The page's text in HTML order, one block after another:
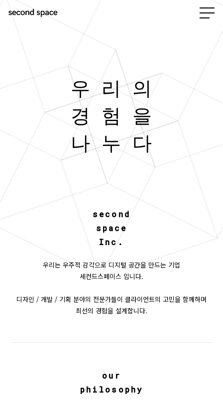
우 리 의
경 험 을
나 누 다
second
space
Inc.
우리는 우주적 감각으로 디지털 공간을 만드는 기업
세컨드스페이스 입니다.
디자인 / 개발 / 기획 분야의 전문가들이 클라이언트의 고민을 함께하며
최선의 경험을 설계합니다.
our
philosophy